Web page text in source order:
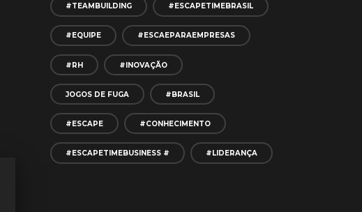
#TEAMBUILDING #ESCAPETIMEBRASIL
#EQUIPE #ESCAEPARAEMPRESAS
#RH #INOVAÇÃO
JOGOS DE FUGA #BRASIL
#ESCAPE #CONHECIMENTO
#ESCAPETIMEBUSINESS # #LIDERANÇA